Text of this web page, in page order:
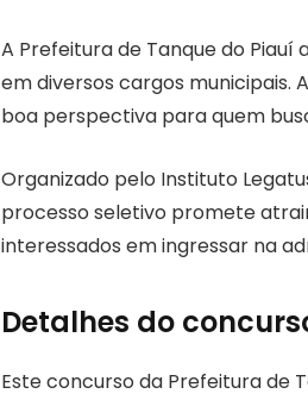
A Prefeitura de Tanque do
em diversos cargos municipais.
boa perspectiva para quem
Organizado pelo Instituto
processo seletivo promete
interessados em ingressar na
Detalhes do
Este concurso da Prefeitura de